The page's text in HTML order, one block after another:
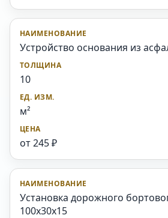
Устройство основания из
10
м²
от 245 ₽
Установка дорожного
100x30x15